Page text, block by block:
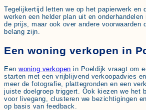
Tegelijkertijd letten we op het papierwerk en
werken een helder plan uit en
de prijs, maar ook over andere voorwaarden
belang zijn.
Een woning verkopen in
Een woning verkopen in Poeldijk vraagt om
starten met een vrijblijvend verkoopadvies
meer de fotografie, plattegronden en een
juiste doelgroep triggert. Ook kiezen we het
voor livegang, clusteren we bezichtigingen
op basis van feedback.